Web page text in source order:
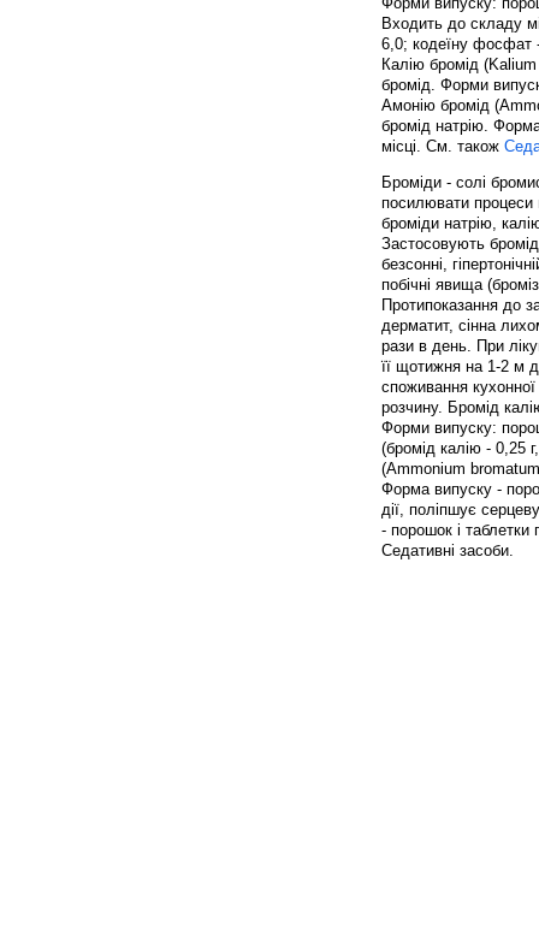
Входить до складу
6,0; кодеїну фосфат
Калію бромід
бромід. Форми
Амонію бромід
бромід натрію.
місці. См. також
Броміди - солі
посилювати процеси
броміди натрію,
Застосовують
безсонні,
побічні явища
Протипоказання до
дерматит, сінна
рази в день. При
її щотижня на 1-2 м
споживання
розчину. Бромід
Форми випуску:
(бромід калію - 0,25
(Ammonium
Форма випуску -
дії, поліпшує
- порошок і таблетки
Седативні засоби.